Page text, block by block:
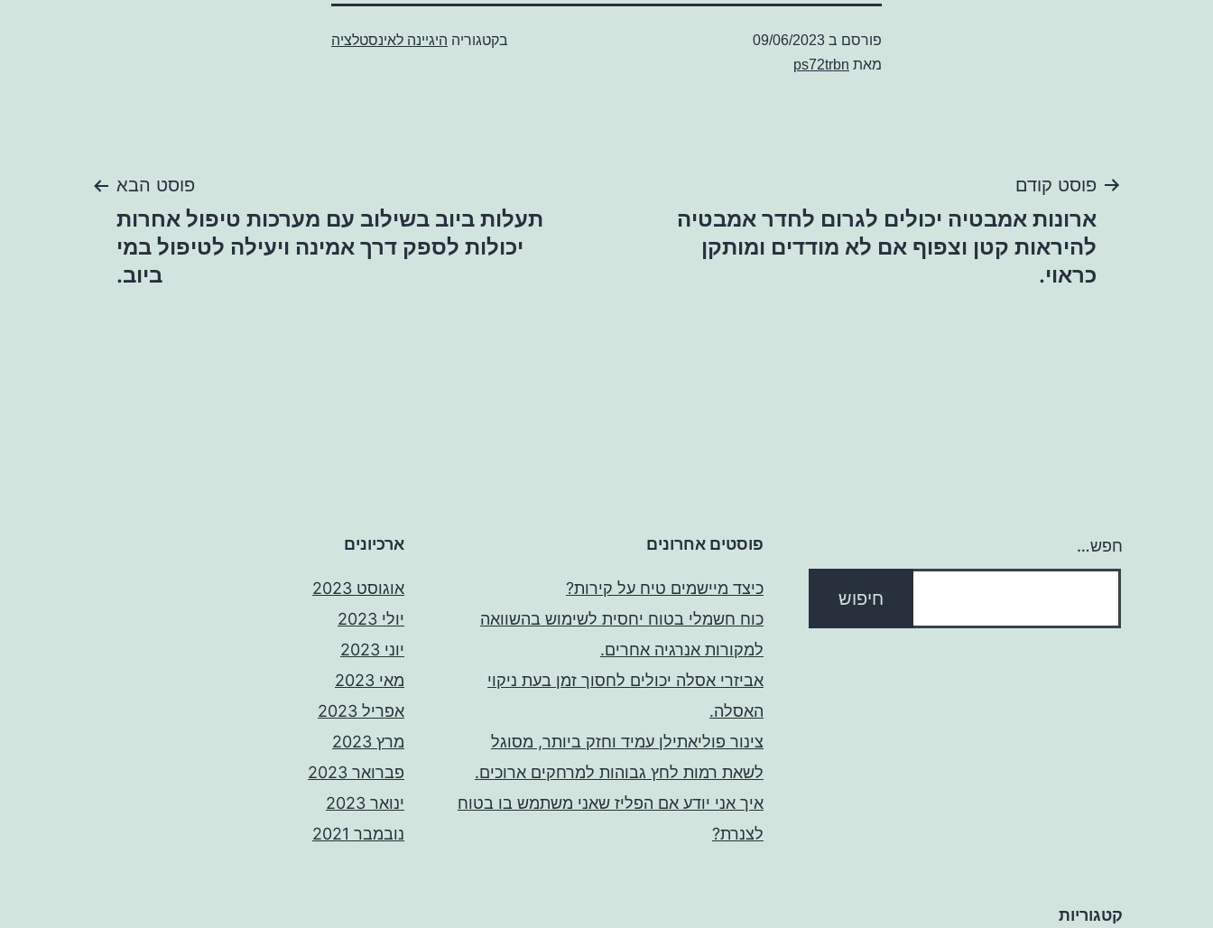
פורסם ב 09/06/2023
מאת ps72trbn
בקטגוריה היגיינה לאינסטלציה
ניווט
פוסט קודם
ארונות אמבטיה יכולים לגרום לחדר אמבטיה
להיראות קטן וצפוף אם לא מודדים ומותקן
כראוי.
פוסט הבא
תעלות ביוב בשילוב עם מערכות טיפול אחרות
יכולות לספק דרך אמינה ויעילה לטיפול במי
ביוב.
חפש… פוסטים אחרונים
כיצד מיישמים טיח על קירות?
כוח חשמלי בטוח יחסית לשימוש בהשוואה
למקורות אנרגיה אחרים.
אביזרי אסלה יכולים לחסוך זמן בעת ניקוי
האסלה.
צינור פוליאתילן עמיד וחזק ביותר, מסוגל
לשאת רמות לחץ גבוהות למרחקים ארוכים.
איך אני יודע אם הפליז שאני משתמש בו בטוח
לצנרת?
ארכיונים
אוגוסט 2023
יולי 2023
יוני 2023
מאי 2023
אפריל 2023
מרץ 2023
פברואר 2023
ינואר 2023
נובמבר 2021
קטגוריות